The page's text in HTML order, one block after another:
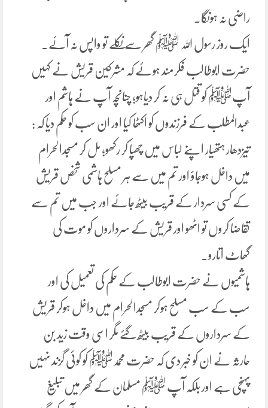
راضی نہ ہونگا۔
ایک روز رسول اللہ ﷺ گھر سے نکلے تو واپس نہ آئے۔
حضرت ابوطالب فکرمند ہوئے کہ مشرکین قریش نے کہیں
آپﷺ کو قتل ہی نہ کر دیاہو؛ چنانچہ آپ نے ہاشم اور
عبدالمطلب کے فرزندوں کو اکٹھا کیا اور ان سب کو حکم دیا کہ :
تیزدھار ہتھیار اپنے لباس میں چھپا کر رکھو؛ مل کر مسجدالحرام
میں داخل ہوجاؤ اور تم میں سے ہر مسلح ہاشمی شخص قریش
کے کسی سردار کے قریب بیٹھ جائے اور جب میں تم سے
تقاضا کروں تو اٹھو اور قریش کے سرداروں کو موت کی
گھاٹ اتارو۔
ہاشمیوں نے حضرت ابوطالب کے حکم کی تعمیل کی اور
سب کے سب مسلح ہوکر مسجدالحرام میں داخل ہوکر قریش
کے سرداروں کے قریب بیٹھ گئے مگر اسی وقت زید بن
حارثہ نے ان کو خبر دی کہ حضرت محمدﷺ کو کوئی گزند نہیں
پہنچی ہے اور بلکہ آپ ﷺ مسلمان کے گھر میں تبلیغ